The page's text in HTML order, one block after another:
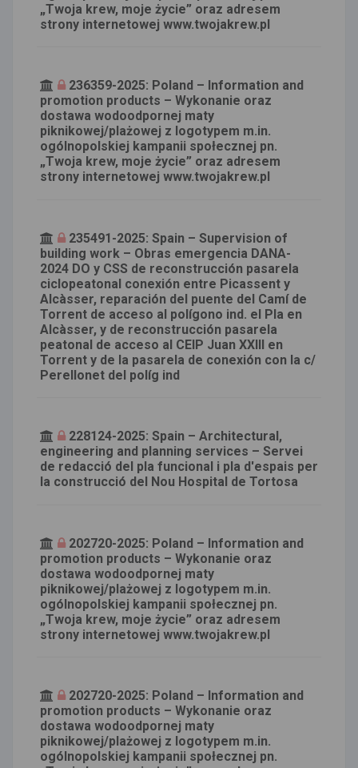
„Twoja krew, moje życie” oraz adresem
strony internetowej www.twojakrew.pl
236359-2025: Poland – Information and
promotion products – Wykonanie oraz
dostawa wodoodpornej maty
piknikowej/plażowej z logotypem m.in.
ogólnopolskiej kampanii społecznej pn.
„Twoja krew, moje życie” oraz adresem
strony internetowej www.twojakrew.pl
235491-2025: Spain – Supervision of
building work – Obras emergencia DANA-
2024 DO y CSS de reconstrucción pasarela
ciclopeatonal conexión entre Picassent y
Alcàsser, reparación del puente del Camí de
Torrent de acceso al polígono ind. el Pla en
Alcàsser, y de reconstrucción pasarela
peatonal de acceso al CEIP Juan XXIII en
Torrent y de la pasarela de conexión con la c/
Perellonet del políg ind
228124-2025: Spain – Architectural,
engineering and planning services – Servei
de redacció del pla funcional i pla d'espais per
la construcció del Nou Hospital de Tortosa
202720-2025: Poland – Information and
promotion products – Wykonanie oraz
dostawa wodoodpornej maty
piknikowej/plażowej z logotypem m.in.
ogólnopolskiej kampanii społecznej pn.
„Twoja krew, moje życie” oraz adresem
strony internetowej www.twojakrew.pl
202720-2025: Poland – Information and
promotion products – Wykonanie oraz
dostawa wodoodpornej maty
piknikowej/plażowej z logotypem m.in.
ogólnopolskiej kampanii społecznej pn.